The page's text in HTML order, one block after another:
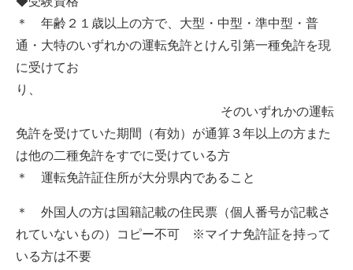
＊ 年齢２１歳以上の方で、大型・中型・準中型・普
通・大特のいずれかの運転免許とけん引第一種免許を現
に受けてお
り、
そのいずれかの運転
免許を受けていた期間（有効）が通算３年以上の方また
は他の二種免許をすでに受けている方
＊ 運転免許証住所が大分県内であること
＊ 外国人の方は国籍記載の住民票（個人番号が記載さ
れていないもの）コピー不可 ※マイナ免許証を持って
いる方は不要